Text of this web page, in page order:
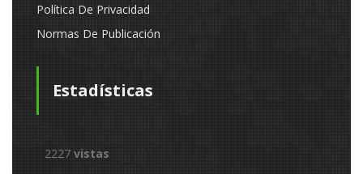
Política De Privacidad
Normas De Publicación
Estadísticas
2227 vistas